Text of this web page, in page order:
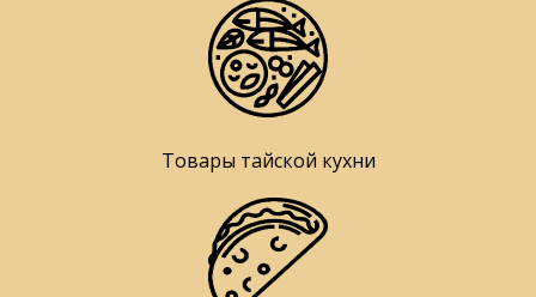
Товары тайской кухни